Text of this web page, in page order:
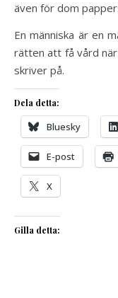
även för dom
En människa är en
rätten att få vård
skriver på.
Dela detta:
Bluesky
E-post
X
Gilla detta: